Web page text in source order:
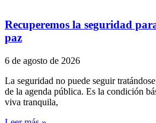
Recuperemos la seguridad
paz
6 de agosto de 2026
La seguridad no puede seguir
de la agenda pública. Es la condición
viva tranquila,